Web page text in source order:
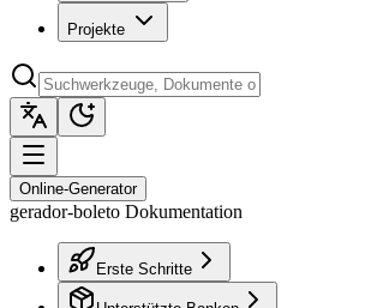
Projekte
Online-Generator
gerador-boleto Dokumentation
Erste Schritte